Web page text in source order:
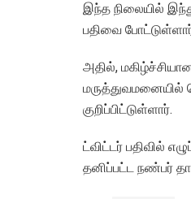
இந்த நிலையில்
பதிவை
அதில்,
மருத்துவமனையில்
குறிப்பிட்டுள்ளார்.
ட்விட்டர் பதிவில்
தனிப்பட்ட நண்பர்